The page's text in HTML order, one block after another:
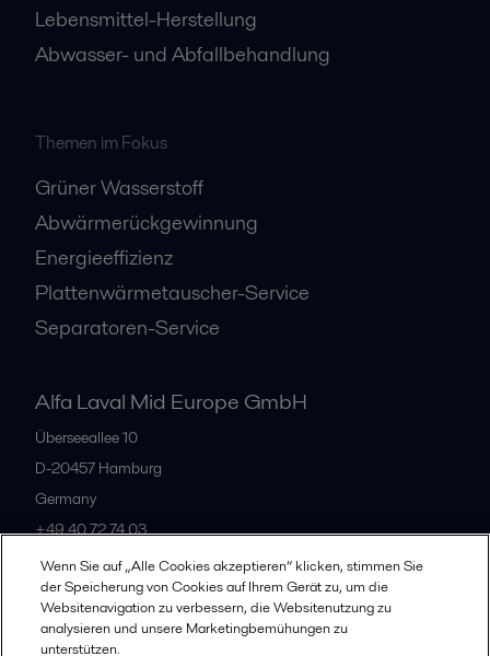
Lebensmittel-Herstellung
Abwasser- und Abfallbehandlung
Themen im Fokus
Grüner Wasserstoff
Abwärmerückgewinnung
Energieeffizienz
Plattenwärmetauscher-Service
Separatoren-Service
Alfa Laval Mid Europe GmbH
Überseeallee 10
D-20457 Hamburg
Germany
+49 40 72 74 03
Alle Büros
Wenn Sie auf „Alle Cookies akzeptieren“ klicken, stimmen Sie
der Speicherung von Cookies auf Ihrem Gerät zu, um die
Websitenavigation zu verbessern, die Websitenutzung zu
analysieren und unsere Marketingbemühungen zu
unterstützen.